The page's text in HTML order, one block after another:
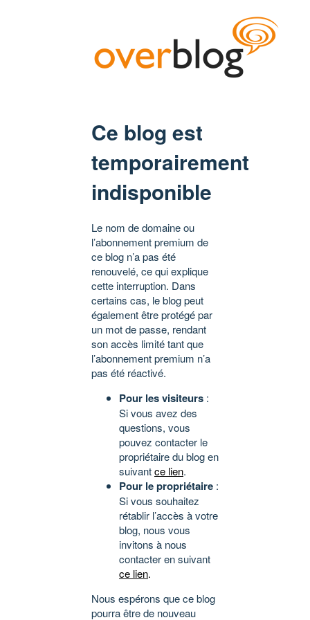
Ce blog est
temporairement
indisponible
Le nom de domaine ou
l’abonnement premium de
ce blog n’a pas été
renouvelé, ce qui explique
cette interruption. Dans
certains cas, le blog peut
également être protégé par
un mot de passe, rendant
son accès limité tant que
l’abonnement premium n’a
pas été réactivé.
Pour les visiteurs :
Si vous avez des
questions, vous
pouvez contacter le
propriétaire du blog en
suivantce lien.
Pour le propriétaire :
Si vous souhaitez
rétablir l’accès à votre
blog, nous vous
invitons à nous
contacter en suivant
ce lien.
Nous espérons que ce blog
pourra être de nouveau